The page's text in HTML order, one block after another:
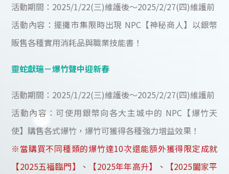
活動期間：2025/1/22(三)維護後～2025/2/27(四)維護前
活動內容：擺攤市集限時出現 NPC【神秘商人】以銀幣
販售各種實用消耗品與職業技能書！
靈蛇獻瑞－爆竹聲中迎新春
活動期間：2025/1/22(三)維護後～2025/2/27(四)維護前
活動內容：可使用銀幣向各大主城中的 NPC【爆竹天
使】購售各式爆竹，爆竹可獲得各種強力增益效果！
※當購買不同種類的爆竹達10次還能額外獲得限定成就
【2025五福臨門】、【2025年年高升】、【2025闔家平